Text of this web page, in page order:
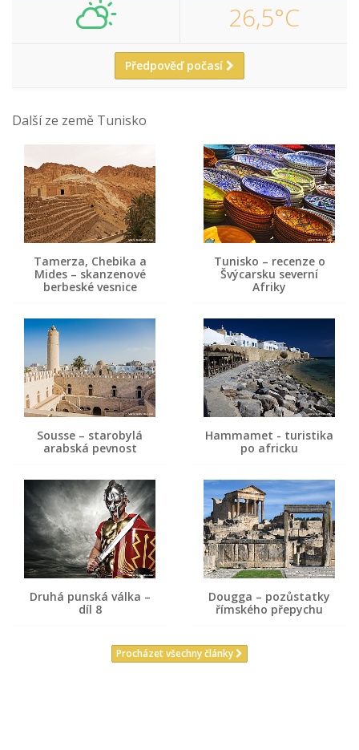
26,5°C
Předpověď počasí
Další ze země Tunisko
Tamerza, Chebika a
Mides – skanzenové
berbeské vesnice
Tunisko – recenze o
Švýcarsku severní
Afriky
Sousse – starobylá
arabská pevnost
Hammamet - turistika
po africku
Druhá punská válka –
díl 8
Dougga – pozůstatky
římského přepychu
Procházet všechny články